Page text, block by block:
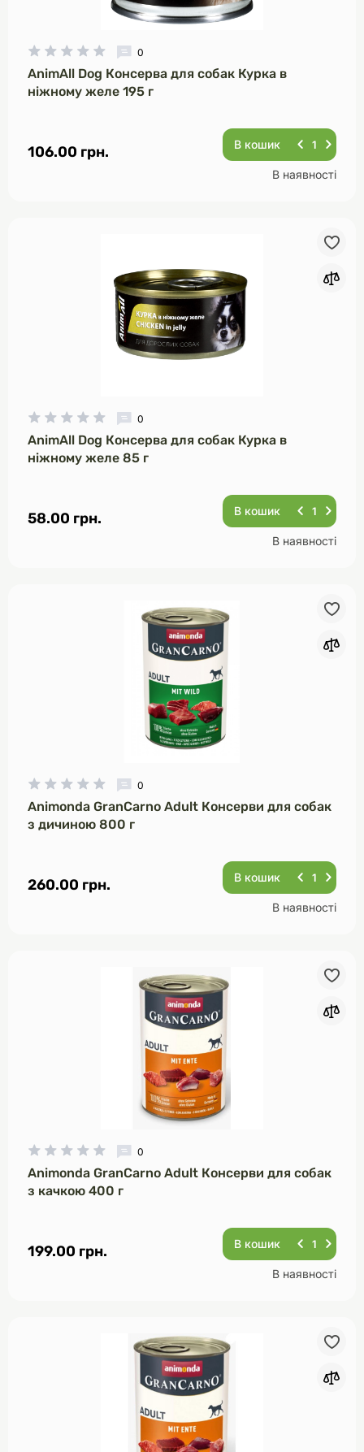
0
AnimAll Dog Консерва для собак Курка в
ніжному желе 195 г
106.00 грн. В кошик
В наявності
0
AnimAll Dog Консерва для собак Курка в
ніжному желе 85 г
58.00 грн. В кошик
В наявності
0
Animonda GranCarno Adult Консерви для собак
з дичиною 800 г
260.00 грн. В кошик
В наявності
0
Animonda GranCarno Adult Консерви для собак
з качкою 400 г
199.00 грн. В кошик
В наявності